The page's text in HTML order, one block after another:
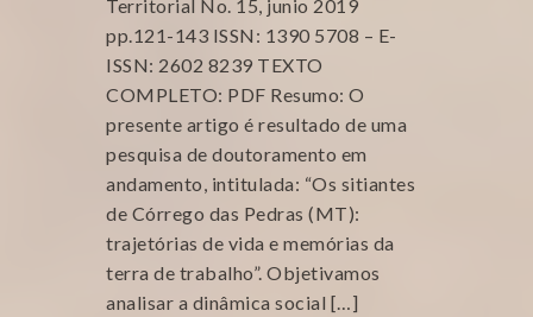
Territorial No. 15, junio 2019
pp.121-143 ISSN: 1390 5708 – E-
ISSN: 2602 8239 TEXTO
COMPLETO: PDF Resumo: O
presente artigo é resultado de uma
pesquisa de doutoramento em
andamento, intitulada: “Os sitiantes
de Córrego das Pedras (MT):
trajetórias de vida e memórias da
terra de trabalho”. Objetivamos
analisar a dinâmica social […]